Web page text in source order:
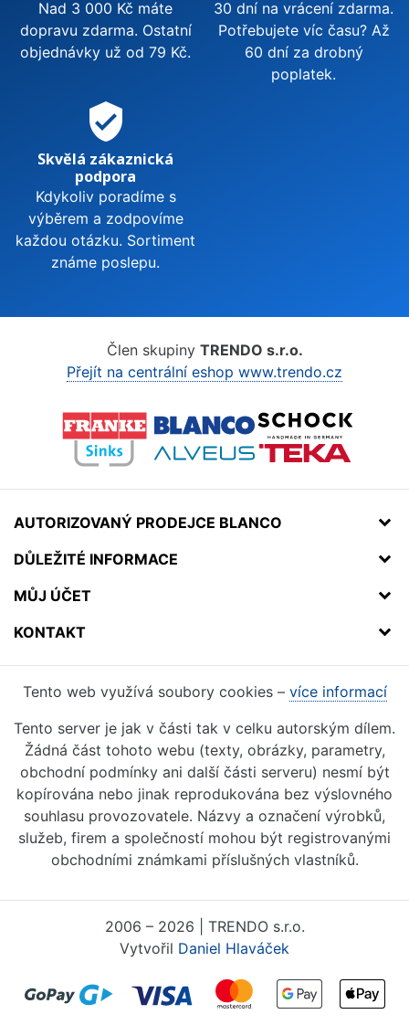
Nad 3 000 Kč máte
dopravu zdarma. Ostatní
objednávky už od 79 Kč.
30 dní na vrácení zdarma.
Potřebujete víc času? Až
60 dní za drobný
poplatek.
verified_user
Skvělá zákaznická
podpora
Kdykoliv poradíme s
výběrem a zodpovíme
každou otázku. Sortiment
známe poslepu.
Člen skupiny TRENDO s.r.o.
Přejít na centrální eshop www.trendo.cz
AUTORIZOVANÝ PRODEJCE BLANCO
DŮLEŽITÉ INFORMACE
MŮJ ÚČET
KONTAKT
Tento web využívá soubory cookies – více informací
Tento server je jak v části tak v celku autorským dílem.
Žádná část tohoto webu (texty, obrázky, parametry,
obchodní podmínky ani další části serveru) nesmí být
kopírována nebo jinak reprodukována bez výslovného
souhlasu provozovatele. Názvy a označení výrobků,
služeb, firem a společností mohou být registrovanými
obchodními známkami příslušných vlastníků.
2006 – 2026 | TRENDO s.r.o.
Vytvořil Daniel Hlaváček